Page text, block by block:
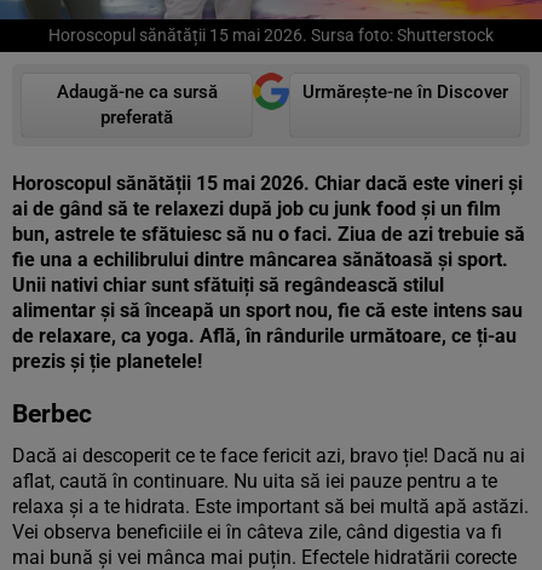
Horoscopul sănătății 15 mai 2026. Sursa foto: Shutterstock
Adaugă-ne ca sursă
preferată
Urmărește-ne în Discover
Horoscopul sănătății 15 mai 2026. Chiar dacă este vineri și
ai de gând să te relaxezi după job cu junk food și un film
bun, astrele te sfătuiesc să nu o faci. Ziua de azi trebuie să
fie una a echilibrului dintre mâncarea sănătoasă și sport.
Unii nativi chiar sunt sfătuiți să regândească stilul
alimentar și să înceapă un sport nou, fie că este intens sau
de relaxare, ca yoga. Află, în rândurile următoare, ce ți-au
prezis și ție planetele!
Berbec
Dacă ai descoperit ce te face fericit azi, bravo ție! Dacă nu ai
aflat, caută în continuare. Nu uita să iei pauze pentru a te
relaxa și a te hidrata. Este important să bei multă apă astăzi.
Vei observa beneficiile ei în câteva zile, când digestia va fi
mai bună și vei mânca mai puțin. Efectele hidratării corecte